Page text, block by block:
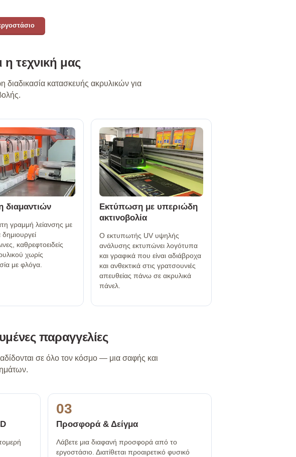
τεχνική μας
κατασκευής ακρυλικών για
διαμαντιών
γραμμή λείανσης με
δημιουργεί
καθρεφτοειδείς
χωρίς
με φλόγα.
Εκτύπωση με υπεριώδη
ακτινοβολία
Ο εκτυπωτής UV υψηλής
ανάλυσης εκτυπώνει λογότυπα
και γραφικά που είναι αδιάβροχα
και ανθεκτικά στις γρατσουνιές
απευθείας πάνω σε ακρυλικά
πάνελ.
παραγγελίες
σε όλο τον κόσμο — μια σαφής και
03
Προσφορά & Δείγμα
Λάβετε μια διαφανή προσφορά από το
εργοστάσιο. Διατίθεται προαιρετικό φυσικό